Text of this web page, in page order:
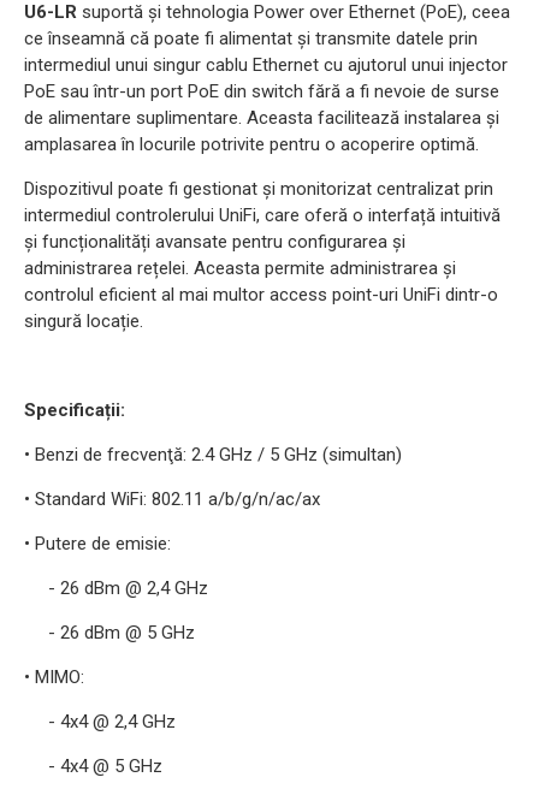
U6-LR suportă și tehnologia Power over Ethernet (PoE), ceea
ce înseamnă că poate fi alimentat și transmite datele prin
intermediul unui singur cablu Ethernet cu ajutorul unui injector
PoE sau într-un port PoE din switch fără a fi nevoie de surse
de alimentare suplimentare. Aceasta facilitează instalarea și
amplasarea în locurile potrivite pentru o acoperire optimă.
Dispozitivul poate fi gestionat și monitorizat centralizat prin
intermediul controlerului UniFi, care oferă o interfață intuitivă
și funcționalități avansate pentru configurarea și
administrarea rețelei. Aceasta permite administrarea și
controlul eficient al mai multor access point-uri UniFi dintr-o
singură locație.
Specificații:
• Benzi de frecvenţă: 2.4 GHz / 5 GHz (simultan)
• Standard WiFi: 802.11 a/b/g/n/ac/ax
• Putere de emisie:
- 26 dBm @ 2,4 GHz
- 26 dBm @ 5 GHz
• MIMO:
- 4x4 @ 2,4 GHz
- 4x4 @ 5 GHz